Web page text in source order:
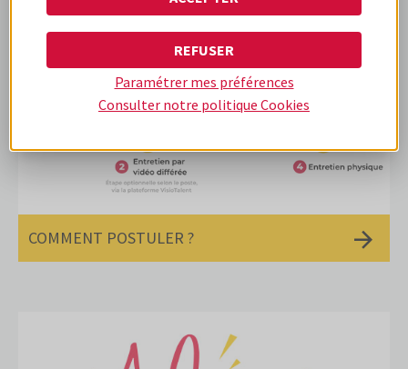
COMMENT POSTULER ?
REFUSER
Paramétrer mes préférences
Consulter notre politique Cookies